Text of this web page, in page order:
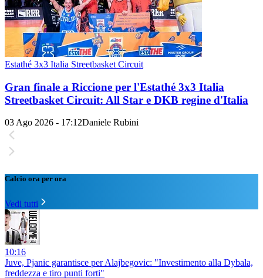
Estathé 3x3 Italia Streetbasket Circuit
Gran finale a Riccione per l'Estathé 3x3 Italia
Streetbasket Circuit: All Star e DKB regine d'Italia
03 Ago 2026 - 17:12Daniele Rubini
Calcio ora per ora
Vedi tutti
10:16
Juve, Pjanic garantisce per Alajbegovic: "Investimento alla Dybala,
freddezza e tiro punti forti"